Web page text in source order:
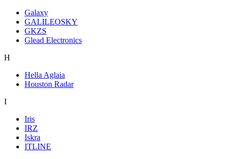
Galaxy
GALILEOSKY
GKZS
Glead Electronics
H
Hella Aglaia
Houston Radar
I
Iris
IRZ
Iskra
ITLINE